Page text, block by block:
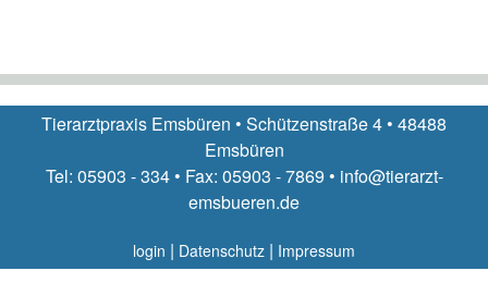
Tierarztpraxis Emsbüren • Schützenstraße 4 • 48488
Emsbüren
Tel: 05903 - 334 • Fax: 05903 - 7869 • info@tierarzt-
emsbueren.de
login | Datenschutz | Impressum